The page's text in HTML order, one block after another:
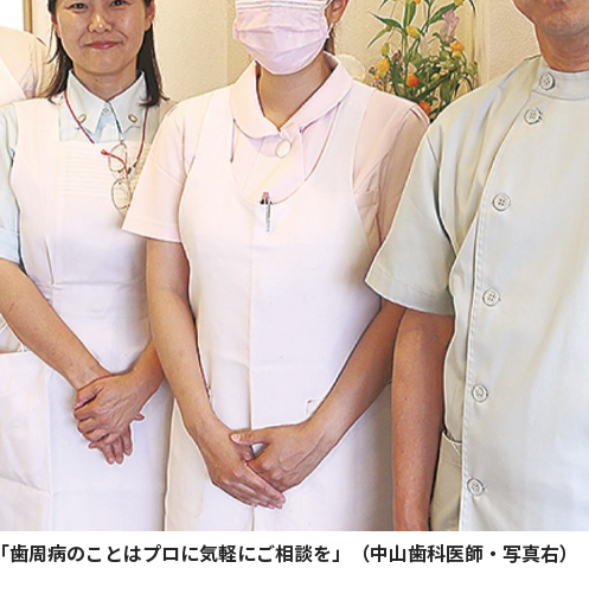
「歯周病のことはプロに気軽にご相談を」（中山歯科医師・写真右）